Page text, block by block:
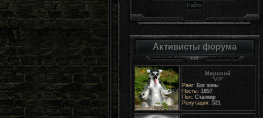
Активисты форума
Мировой
"VIP"
Ранг: Бог зоны
Посты: 1857
Пол: Сталкер
Репутация: 521